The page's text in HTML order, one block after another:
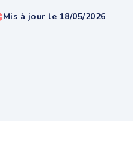
Mis à jour le 18/05/2026